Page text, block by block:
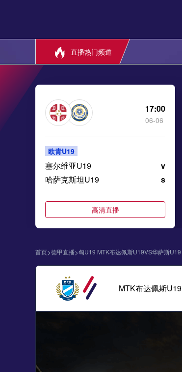
直播热门频道
17:00
06-06
欧青U19
塞尔维亚U19
v
哈萨克斯坦U19
s
高清直播
首页>德甲直播>匈U19 MTK布达佩斯U19VS华萨斯U19
MTK布达佩斯U19